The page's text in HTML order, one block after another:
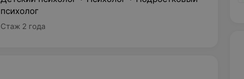
психолог
Стаж 2 года